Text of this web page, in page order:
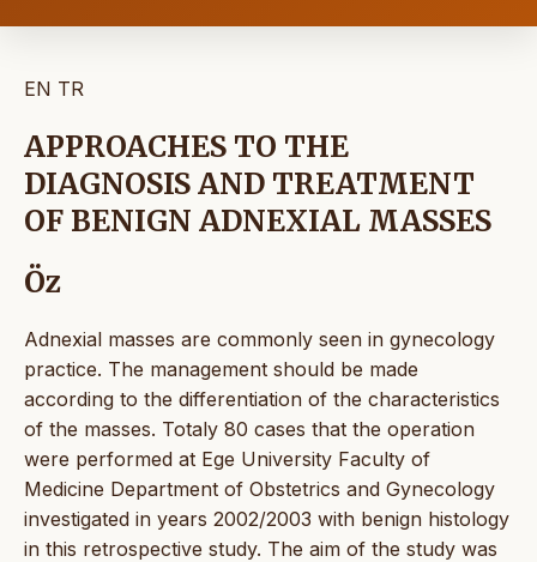
EN TR
APPROACHES TO THE
DIAGNOSIS AND TREATMENT
OF BENIGN ADNEXIAL MASSES
Öz
Adnexial masses are commonly seen in gynecology
practice. The management should be made
according to the differentiation of the characteristics
of the masses. Totaly 80 cases that the operation
were performed at Ege University Faculty of
Medicine Department of Obstetrics and Gynecology
investigated in years 2002/2003 with benign histology
in this retrospective study. The aim of the study was